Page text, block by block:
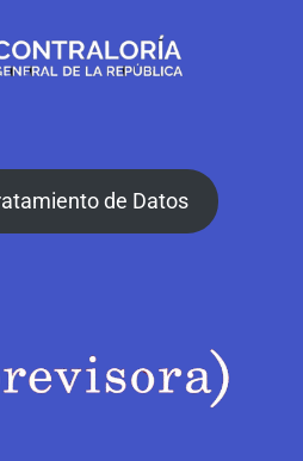
de Datos